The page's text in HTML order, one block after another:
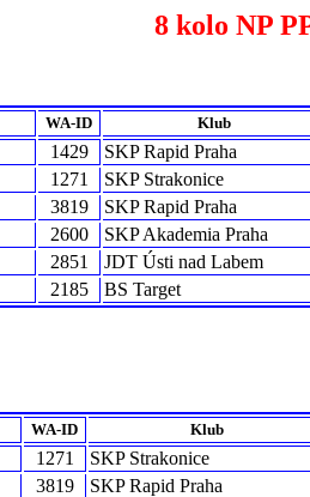
8 kolo NP
WA-ID
Klub
1429 SKP Rapid Praha
1271 SKP Strakonice
3819 SKP Rapid Praha
2600 SKP Akademia Praha
2851 JDT Ústi nad Labem
2185 BS Target
WA-ID
Klub
1271 SKP Strakonice
3819 SKP Rapid Praha